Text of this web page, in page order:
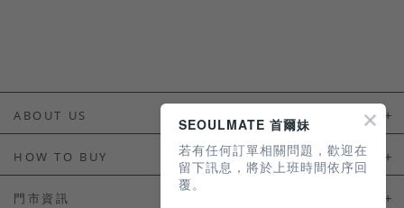
ABOUT US
HOW TO BUY
如何購買
門市資訊
SEOULMATE 首爾妹
若有任何訂單相關問題，歡迎在
留下訊息，將於上班時間依序回
覆。